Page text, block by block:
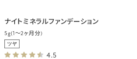
ナイトミネラルファンデーション
5g(1～2ヶ月分)
4.5